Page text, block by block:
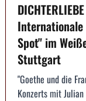
Internationale
Spot" im
Stuttgart
"Goethe und die
Konzerts mit